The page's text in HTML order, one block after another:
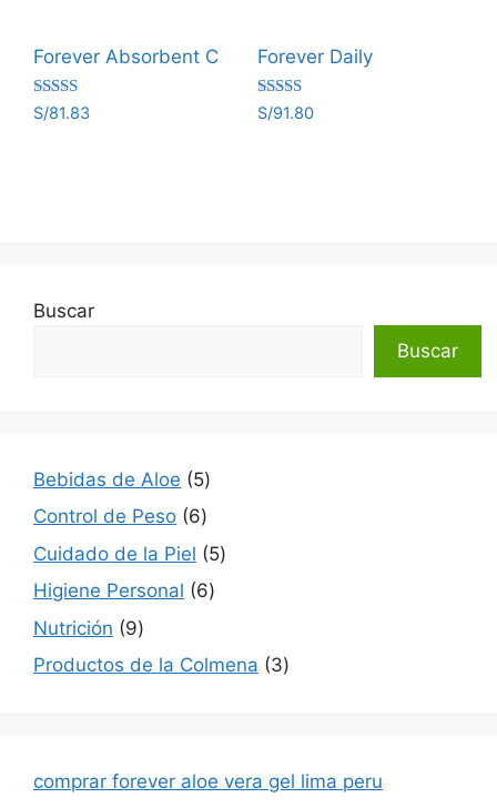
Forever Absorbent C
Valorado
con
S/81.83
Forever Daily
Valorado
con
S/91.80
Buscar
Buscar
Bebidas de Aloe 55
productos
Control de Peso 66
productos
Cuidado de la Piel 55
Higiene Personal 66
Nutrición 99
productos
Productos de la Colmena 33
comprar forever aloe vera gel lima peru